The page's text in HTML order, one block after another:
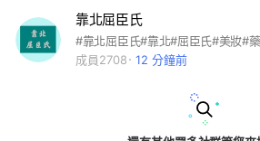
靠北屈臣氏
成員2708
12 分鐘前